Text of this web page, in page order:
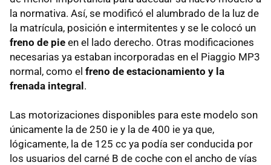
la normativa. Así, se modificó el alumbrado de la luz de
la matrícula, posición e intermitentes y se le colocó un
freno de pie en el lado derecho. Otras modificaciones
necesarias ya estaban incorporadas en el Piaggio MP3
normal, como el freno de estacionamiento y la
frenada integral.
Las motorizaciones disponibles para este modelo son
únicamente la de 250 ie y la de 400 ie ya que,
lógicamente, la de 125 cc ya podía ser conducida por
los usuarios del carné B de coche con el ancho de vías